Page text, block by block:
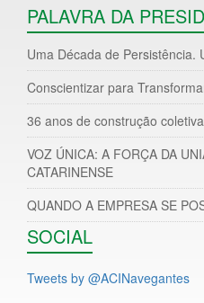
PALAVRA DA
Uma Década de Persistência.
Conscientizar para
36 anos de construção coletiva
VOZ ÚNICA: A FORÇA DA
CATARINENSE
QUANDO A EMPRESA SE
SOCIAL
Tweets by @ACINavegantes